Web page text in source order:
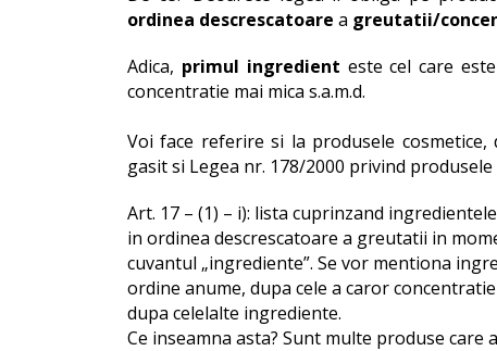
ordinea descrescatoare a greutatii/
Adica, primul ingredient este cel care
concentratie mai mica s.a.m.d.
Voi face referire si la produsele
gasit si Legea nr. 178/2000 privind produsele
Art. 17 – (1) – i): lista cuprinzand
in ordinea descrescatoare a greutatii in
cuvantul „ingrediente”. Se vor mentiona
ordine anume, dupa cele a caror
dupa celelalte ingrediente.
Ce inseamna asta? Sunt multe produse care